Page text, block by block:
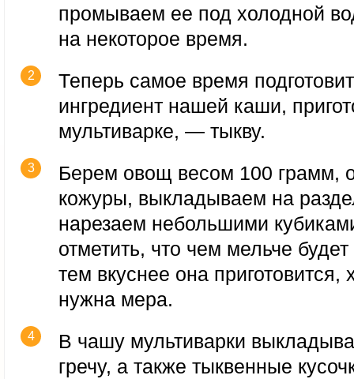
промываем ее под холодной
на некоторое время.
Теперь самое время
ингредиент нашей каши,
мультиварке, — тыкву.
Берем овощ весом 100 грамм,
кожуры, выкладываем на
нарезаем небольшими
отметить, что чем мельче
тем вкуснее она приготовится,
нужна мера.
В чашу мультиварки
гречу, а также тыквенные